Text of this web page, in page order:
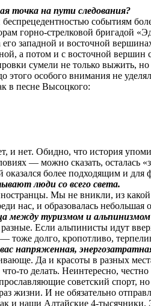
точка на пути следования?
событиям
горно-стрелковой
западной и восточной
а потом и с восточной
сумели не только выжить,
этого особого внимания не
в песне Высоцкого:
и нет. Обидно, что история
— можно сказать, осталась
оказался более подходящим и
люди со всего света.
Мы не вникли, из какой
нас, и образовалась
между туризмом и
Если альпинисты идут
— тоже долго, кропотливо,
напряженная,
Да и красоты в разных
то делать. Неинтересно,
советский спорт,
жизни. И не обязательно
и наши Алтайские 4-тысячники.